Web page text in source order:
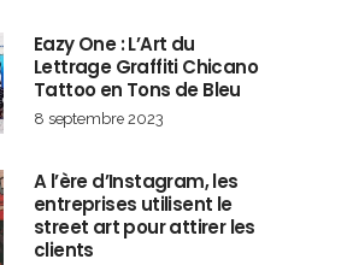
Eazy One : L’Art du
Lettrage Graffiti Chicano
Tattoo en Tons de Bleu
8 septembre 2023
A l’ère d’Instagram, les
entreprises utilisent le
street art pour attirer les
clients